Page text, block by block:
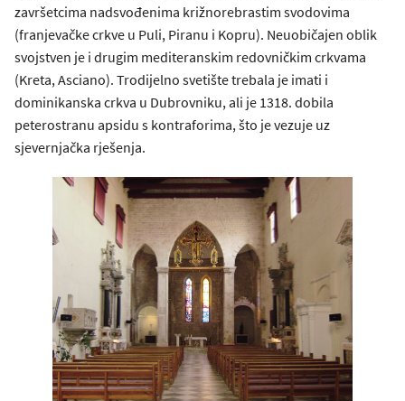
završetcima nadsvođenima križnorebrastim svodovima
(franjevačke crkve u Puli, Piranu i Kopru). Neuobičajen oblik
svojstven je i drugim mediteranskim redovničkim crkvama
(Kreta, Asciano). Trodijelno svetište trebala je imati i
dominikanska crkva u Dubrovniku, ali je 1318. dobila
peterostranu apsidu s kontraforima, što je vezuje uz
sjevernjačka rješenja.